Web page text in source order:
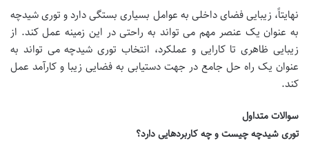
نهایتاً، زیبایی فضای داخلی به عوامل بسیاری بستگی دارد و توری شیدچه
به عنوان یک عنصر مهم می تواند به راحتی در این زمینه عمل کند. از
زیبایی ظاهری تا کارایی و عملکرد، انتخاب توری شیدچه می تواند به
عنوان یک راه حل جامع در جهت دستیابی به فضایی زیبا و کارآمد عمل
کند.
سوالات متداول
توری شیدچه چیست و چه کاربردهایی دارد؟